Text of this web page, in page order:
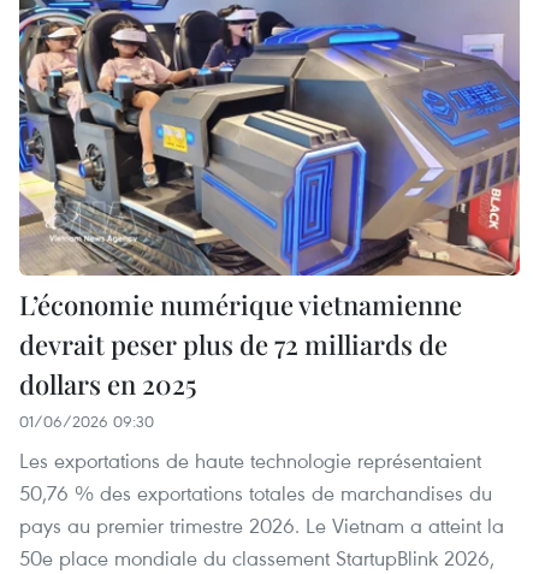
L’économie numérique vietnamienne
devrait peser plus de 72 milliards de
dollars en 2025
01/06/2026 09:30
Les exportations de haute technologie représentaient
50,76 % des exportations totales de marchandises du
pays au premier trimestre 2026. Le Vietnam a atteint la
50e place mondiale du classement StartupBlink 2026,